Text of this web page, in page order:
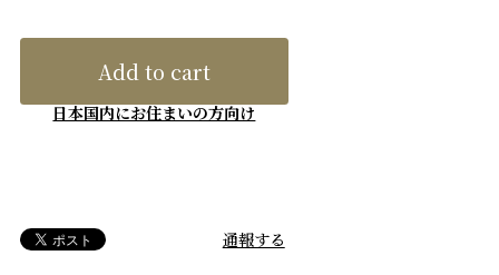
Add to cart
日本国内にお住まいの方向け
通報する